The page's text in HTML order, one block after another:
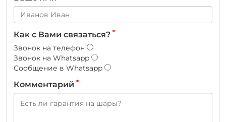
Как с Вами связаться? *
Звонок на телефон
Звонок на Whatsapp
Сообщение в Whatsapp
Комментарий *